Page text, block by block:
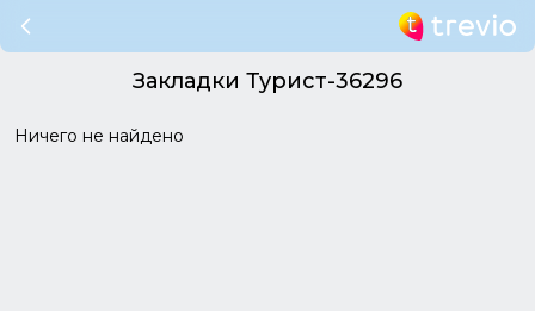
Закладки Турист-36296
Ничего не найдено